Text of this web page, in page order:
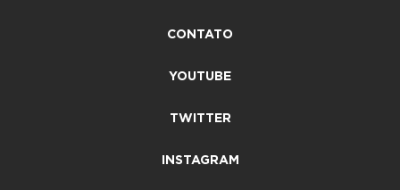
CONTATO
YOUTUBE
TWITTER
INSTAGRAM